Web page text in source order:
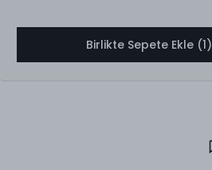
Birlikte Sepete Ekle (1)